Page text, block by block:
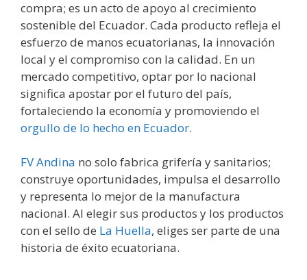
compra; es un acto de apoyo al crecimiento
sostenible del Ecuador. Cada producto refleja el
esfuerzo de manos ecuatorianas, la innovación
local y el compromiso con la calidad. En un
mercado competitivo, optar por lo nacional
significa apostar por el futuro del país,
fortaleciendo la economía y promoviendo el
orgullo de lo hecho en Ecuador.
FV Andina no solo fabrica grifería y sanitarios;
construye oportunidades, impulsa el desarrollo
y representa lo mejor de la manufactura
nacional. Al elegir sus productos y los productos
con el sello de La Huella, eliges ser parte de una
historia de éxito ecuatoriana.